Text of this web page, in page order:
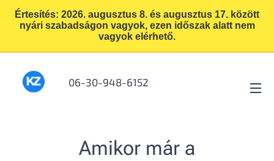
Értesítés: 2026. augusztus 8. és augusztus 17. között
nyári szabadságon vagyok, ezen időszak alatt nem
vagyok elérhető.
06-30-948-6152
Amikor már a